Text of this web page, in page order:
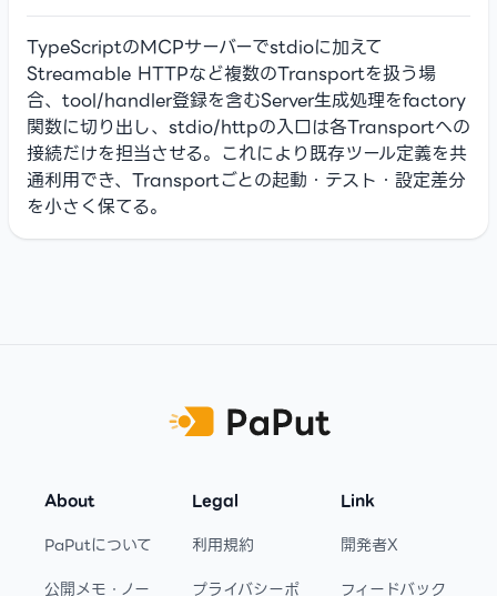
TypeScriptのMCPサーバーでstdioに加えて
Streamable HTTPなど複数のTransportを扱う場
合、tool/handler登録を含むServer生成処理をfactory
関数に切り出し、stdio/httpの入口は各Transportへの
接続だけを担当させる。これにより既存ツール定義を共
通利用でき、Transportごとの起動・テスト・設定差分
を小さく保てる。
About
PaPutについて
公開メモ・ノー
Legal
利用規約
プライバシーポ
Link
開発者X
フィードバック